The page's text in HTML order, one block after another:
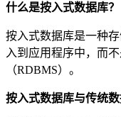
什么是按入式数据库？
按入式数据库是一种
入到应用程序中，而
（RDBMS）。
按入式数据库与传统数